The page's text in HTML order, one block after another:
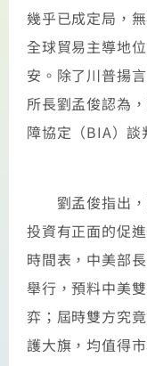
幾乎已成定局，
全球貿易主導地
安。除了川普揚
所長劉孟俊認為
障協定（BIA）談
劉孟俊指出，
投資有正面的促
時間表，中美部
舉行，預料中美
弈；屆時雙方究
護大旗，均值得